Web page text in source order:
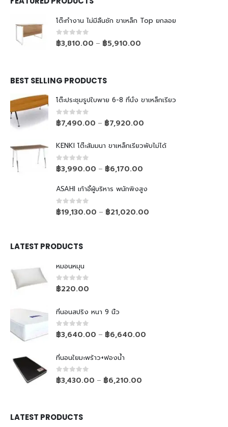
โต๊ะทำงาน ไม่มีลิ้นชัก ขาเหล็ก Top ยกลอย
0out of 5
฿3,810.00 – ฿5,910.00
BEST SELLING PRODUCTS
โต๊ะประชุมรูปใบพาย 6-8 ที่นั่ง ขาเหล็กเรียว
0out of 5
฿7,490.00 – ฿7,920.00
KENKI โต๊ะสัมมนา ขาเหล็กเรียวพับไม่ได้
0out of 5
฿3,990.00 – ฿6,170.00
ASAHI เก้าอี้ผู้บริหาร พนักพิงสูง
0out of 5
฿19,130.00 – ฿21,020.00
LATEST PRODUCTS
หมอนหมุน
0out of 5
฿220.00
ที่นอนสปริง หนา 9 นิ้ว
0out of 5
฿3,640.00 – ฿6,640.00
ที่นอนใยมะพร้าว+ฟองน้ำ
0out of 5
฿3,430.00 – ฿6,210.00
LATEST PRODUCTS